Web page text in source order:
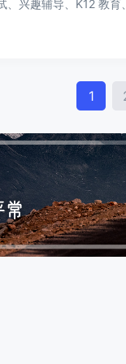
、兴趣辅导、K12 教
Posts
1